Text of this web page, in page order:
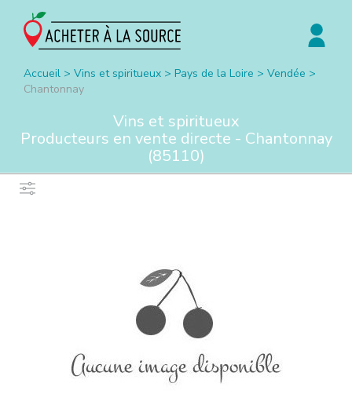
Accueil > Vins et spiritueux > Pays de la Loire > Vendée >
Chantonnay
Vins et spiritueux
Producteurs en vente directe - Chantonnay
(85110)